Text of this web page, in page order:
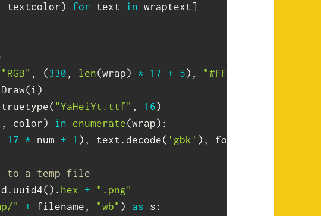
textcolor) for text in wraptext]
"RGB" , (330 , len(wrap) * 17 + 5) , "#FFFFFF"
Draw( i )
truetype( "YaHeiYt.ttf" , 16)
, color) in enumerate(wrap) :
17 * num + 1 ) , text . decode( 'gbk' ) , font
to a temp file
. uuid4( ) . hex +
".png"
" + filename , "wb" ) as s :